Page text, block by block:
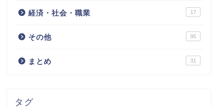
経済・社会・職業 17
その他 95
まとめ 31
タグ